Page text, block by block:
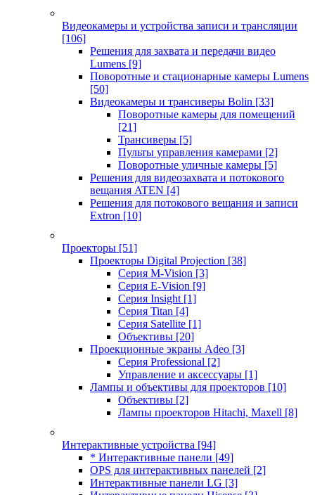
Видеокамеры и устройства записи и трансляции
[106]
Решения для захвата и передачи видео
Lumens [9]
Поворотные и стационарные камеры Lumens
[50]
Видеокамеры и трансиверы Bolin [33]
Поворотные камеры для помещений
[21]
Трансиверы [5]
Пульты управления камерами [2]
Поворотные уличные камеры [5]
Решения для видеозахвата и потокового
вещания ATEN [4]
Решения для потокового вещания и записи
Extron [10]
Проекторы [51]
Проекторы Digital Projection [38]
Серия M-Vision [3]
Серия E-Vision [9]
Серия Insight [1]
Серия Titan [4]
Серия Satellite [1]
Объективы [20]
Проекционные экраны Adeo [3]
Серия Professional [2]
Управление и аксессуары [1]
Лампы и объективы для проекторов [10]
Объективы [2]
Лампы проекторов Hitachi, Maxell [8]
Интерактивные устройства [94]
* Интерактивные панели [49]
OPS для интерактивных панелей [2]
Интерактивные панели LG [3]